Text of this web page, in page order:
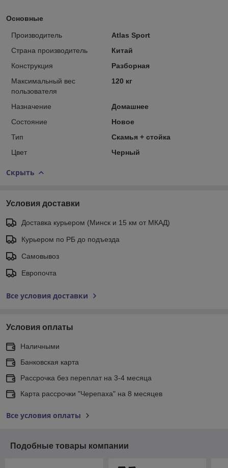
Основные
Производитель
Atlas Sport
Страна производитель
Китай
Конструкция
Разборная
Максимальный вес
пользователя
120 кг
Назначение
Домашнее
Состояние
Новое
Тип
Скамья + стойка
Цвет
Черный
Скрыть
Условия доставки
Доставка курьером (Минск и 15 км от МКАД)
Курьером по РБ до подъезда
Самовывоз
Европочта
Все условия доставки
Условия оплаты
Наличными
Банковская карта
Рассрочка без переплат на 3-4 месяца
Карта рассрочки "Черепаха" на 8 месяцев
Все условия оплаты
Подобные товары компании